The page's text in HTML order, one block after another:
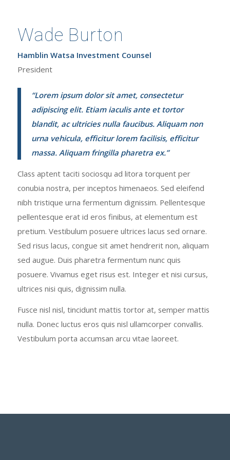
Wade Burton
Hamblin Watsa Investment Counsel
President
“Lorem ipsum dolor sit amet, consectetur
adipiscing elit. Etiam iaculis ante et tortor
blandit, ac ultricies nulla faucibus. Aliquam non
urna vehicula, efficitur lorem facilisis, efficitur
massa. Aliquam fringilla pharetra ex.”
Class aptent taciti sociosqu ad litora torquent per
conubia nostra, per inceptos himenaeos. Sed eleifend
nibh tristique urna fermentum dignissim. Pellentesque
pellentesque erat id eros finibus, at elementum est
pretium. Vestibulum posuere ultrices lacus sed ornare.
Sed risus lacus, congue sit amet hendrerit non, aliquam
sed augue. Duis pharetra fermentum nunc quis
posuere. Vivamus eget risus est. Integer et nisi cursus,
ultrices nisi quis, dignissim nulla.
Fusce nisl nisl, tincidunt mattis tortor at, semper mattis
nulla. Donec luctus eros quis nisl ullamcorper convallis.
Vestibulum porta accumsan arcu vitae laoreet.